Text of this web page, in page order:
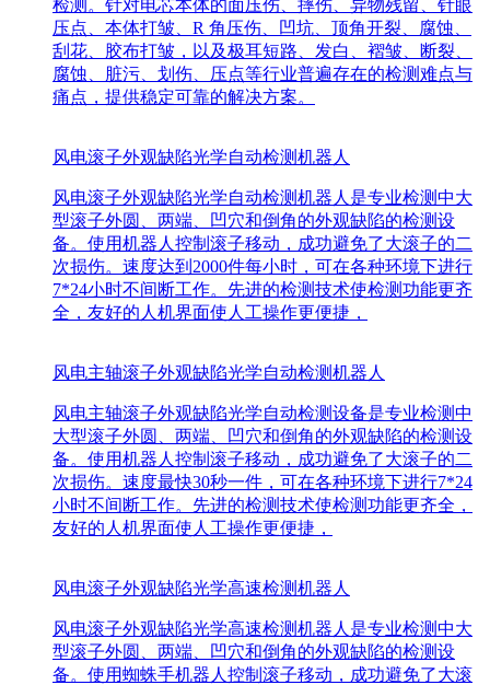
检测。针对电芯本体的面压伤、摔伤、异物残留、针眼
压点、本体打皱、R 角压伤、凹坑、顶角开裂、腐蚀、
刮花、胶布打皱，以及极耳短路、发白、褶皱、断裂、
腐蚀、脏污、划伤、压点等行业普遍存在的检测难点与
痛点，提供稳定可靠的解决方案。
风电滚子外观缺陷光学自动检测机器人
风电滚子外观缺陷光学自动检测机器人是专业检测中大
型滚子外圆、两端、凹穴和倒角的外观缺陷的检测设
备。使用机器人控制滚子移动，成功避免了大滚子的二
次损伤。速度达到2000件每小时，可在各种环境下进行
7*24小时不间断工作。先进的检测技术使检测功能更齐
全，友好的人机界面使人工操作更便捷，
风电主轴滚子外观缺陷光学自动检测机器人
风电主轴滚子外观缺陷光学自动检测设备是专业检测中
大型滚子外圆、两端、凹穴和倒角的外观缺陷的检测设
备。使用机器人控制滚子移动，成功避免了大滚子的二
次损伤。速度最快30秒一件，可在各种环境下进行7*24
小时不间断工作。先进的检测技术使检测功能更齐全，
友好的人机界面使人工操作更便捷，
风电滚子外观缺陷光学高速检测机器人
风电滚子外观缺陷光学高速检测机器人是专业检测中大
型滚子外圆、两端、凹穴和倒角的外观缺陷的检测设
备。使用蜘蛛手机器人控制滚子移动，成功避免了大滚